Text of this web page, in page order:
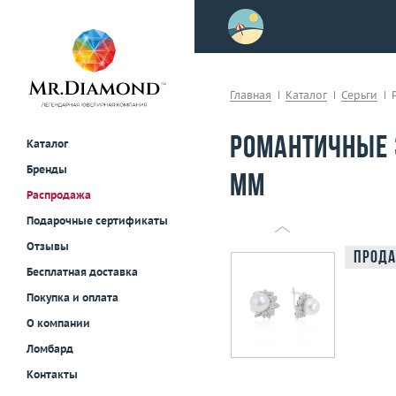
Каталог
Бренды
Распродажа
Подарочные сертификаты
Отзывы
Бесплатная доставка
Покупка и оплата
О компании
Ломбард
Контакты
примерки!
Главная Каталог Серьги
Романтичные
мм